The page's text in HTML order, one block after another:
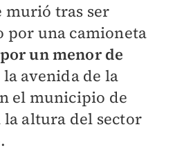
murió tras ser
por una camioneta
por un menor de
la avenida de la
el municipio de
altura del sector